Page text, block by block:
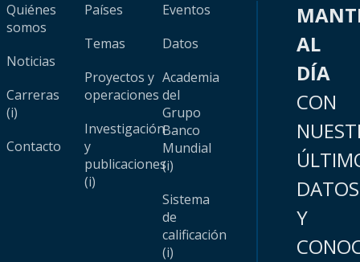
Quiénes
somos
Noticias
Carreras
(i)
Contacto
Países
Temas
Proyectos y
operaciones
Investigación
y
publicaciones
(i)
Eventos
Datos
Academia
del
Grupo
Banco
Mundial
(i)
Sistema
de
calificación
(i)
AL
DÍA
CON
DATOS
Y